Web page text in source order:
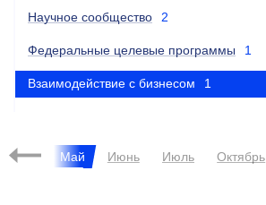
Научное сообщество 2
Федеральные целевые программы 1
Взаимодействие с бизнесом 1
Май Июнь Июль Октябрь